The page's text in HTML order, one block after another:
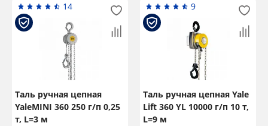
14
Таль ручная цепная
YaleMINI 360 250 г/п 0,25
т, L=3 м
9
Таль ручная цепная Yale
Lift 360 YL 10000 г/п 10 т,
L=9 м